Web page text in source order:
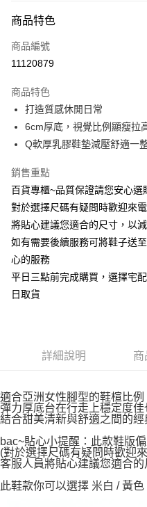
Apple Pay
街口支付
宅配
每筆NT$90，滿NT$1,000(含以
商品特色
商品編號
11120879
商品特色
打造質感休閒日常
6cm厚底，視覺比例顯瘦拉
Q軟厚乳膠鞋墊減壓舒適一
銷售重點
百貨專櫃~品質保證請您安心選
對於選擇尺碼有疑問時歡迎來
將貼心建議您適合的尺寸，以
如有需要後續服務可將鞋子送
心的服務
平日三點前完成購買，選擇宅
日取貨
詳細說明 商
適合亞洲女性腳型的鞋楦比例
彈力厚底台在行走上穩定度佳
結合甜美清新與舒適之間的
bac~貼心小提醒：此款鞋版
(對於選擇尺碼有疑問時歡迎
客服人員將貼心建議您適合
此鞋款你可以選擇 米白 / 黃色